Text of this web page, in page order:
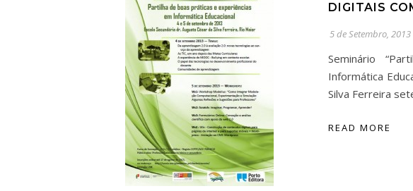
DIGITAIS
5 de Setembro, 2013
Seminário
Informática
Silva Ferreira
READ MORE